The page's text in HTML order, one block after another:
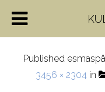
Published
3456 × 2304 in